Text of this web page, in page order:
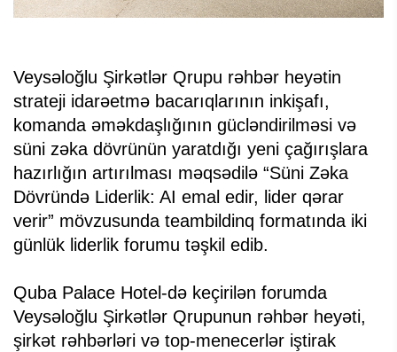
Veysəloğlu Şirkətlər Qrupu rəhbər heyətin
strateji idarəetmə bacarıqlarının inkişafı,
komanda əməkdaşlığının gücləndirilməsi və
süni zəka dövrünün yaratdığı yeni çağırışlara
hazırlığın artırılması məqsədilə “Süni Zəka
Dövründə Liderlik: AI emal edir, lider qərar
verir” mövzusunda teambildinq formatında iki
günlük liderlik forumu təşkil edib.
Quba Palace Hotel-də keçirilən forumda
Veysəloğlu Şirkətlər Qrupunun rəhbər heyəti,
şirkət rəhbərləri və top-menecerlər iştirak